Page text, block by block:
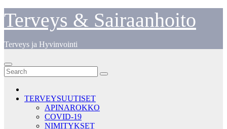
Skip
content
Terveys & Sairaanhoito
Terveys ja Hyvinvointi
TERVEYSUUTISET
APINAROKKO
COVID-19
NIMITYKSET